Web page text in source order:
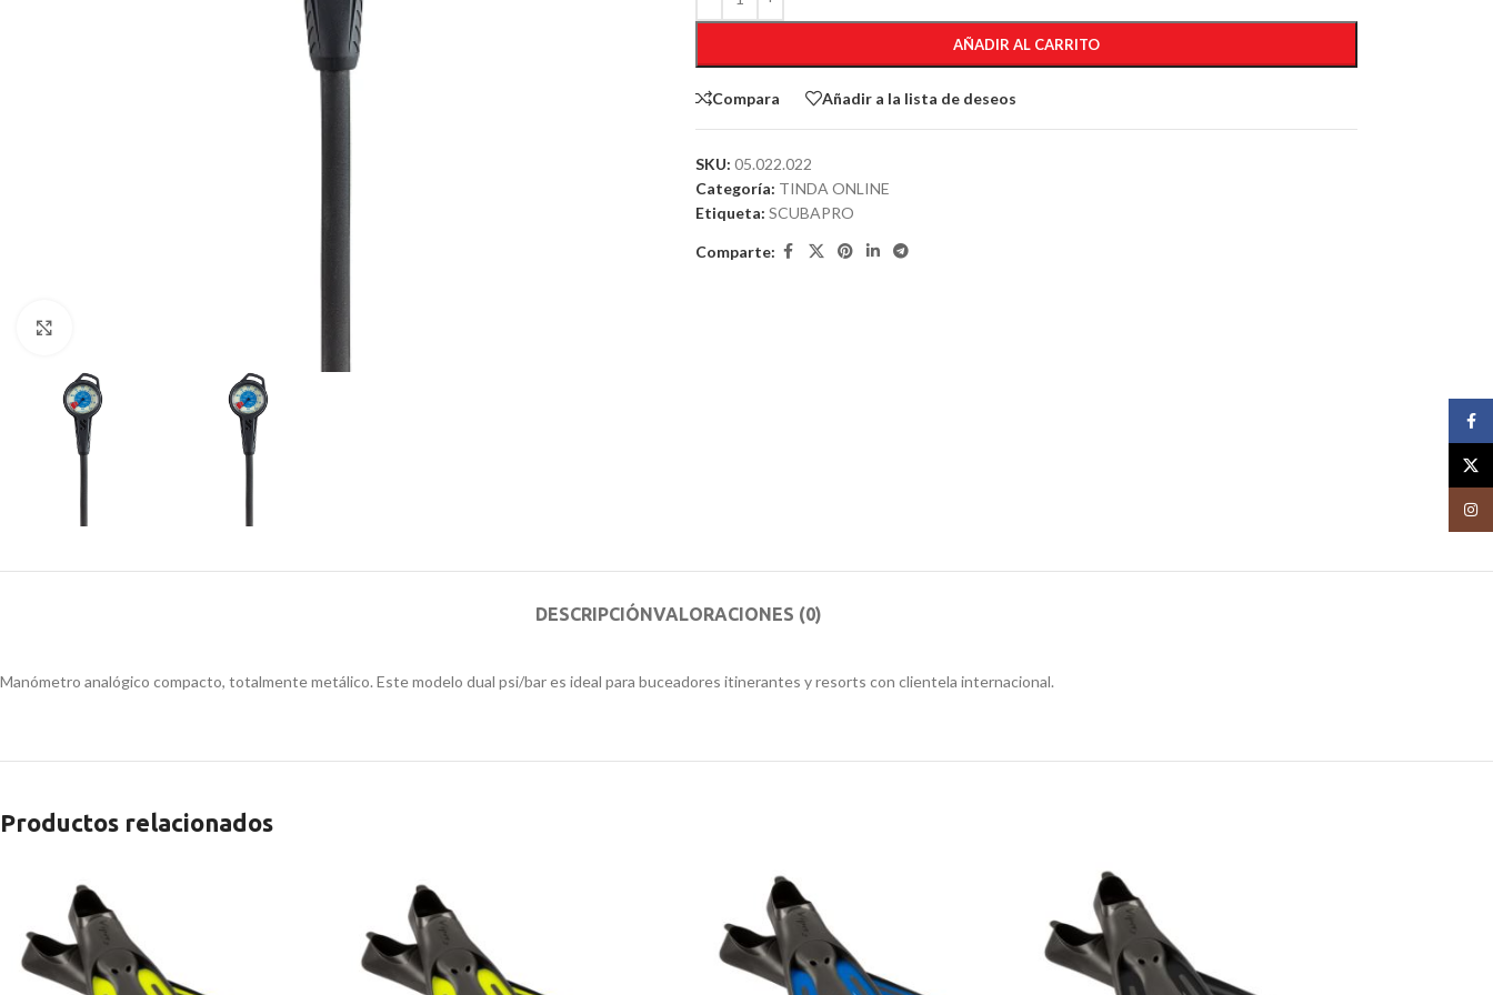
AÑADIR AL CARRITO
Compara Añadir a la lista de deseos
SKU: 05.022.022
Categoría: TINDA ONLINE
Etiqueta: SCUBAPRO
Comparte:
DESCRIPCIÓNVALORACIONES (0)
Manómetro analógico compacto, totalmente metálico. Este modelo dual psi/bar es ideal para buceadores itinerantes y resorts con clientela internacional.
Productos relacionados